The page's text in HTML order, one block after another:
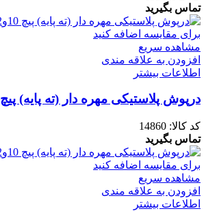
تماس بگیرید
برای مقایسه اضافه کنید
مشاهده سریع
افزودن به علاقه مندی
اطلاعات بیشتر
درپوش پلاستیکی مهره دار (ته پایه) پیچ 10 میلی متر
کد کالا: 14860
تماس بگیرید
برای مقایسه اضافه کنید
مشاهده سریع
افزودن به علاقه مندی
اطلاعات بیشتر